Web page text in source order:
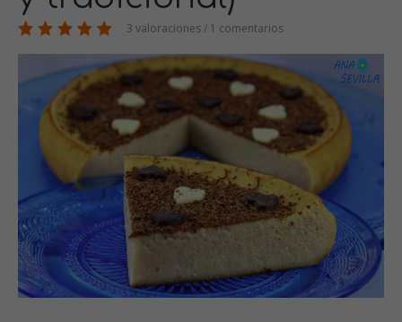
3 valoraciones / 1 comentarios